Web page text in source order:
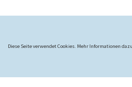
Diese Seite verwendet Cookies. Mehr Informationen